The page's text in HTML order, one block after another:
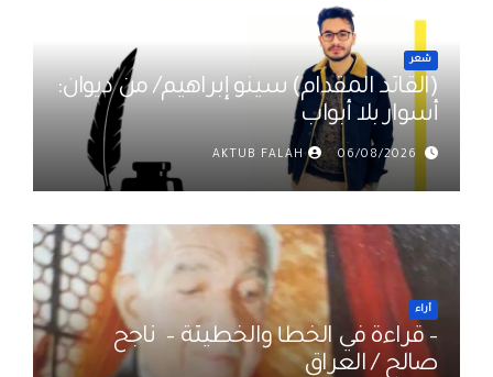
شعر
(القائد المقدام) سينو إبراهيم/ من ديوان:
أسوار بلا أبواب
06/08/2026
AKTUB FALAH
أراء
– قراءة في الخطأ والخطيئة – ناجح
صالح / العراق